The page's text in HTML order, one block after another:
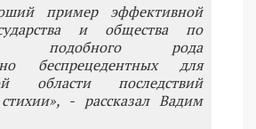
пример эффективной
и общества по
подобного рода
беспрецедентных для
области последствий
- рассказал Вадим